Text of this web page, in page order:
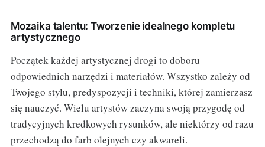
Mozaika talentu: Tworzenie idealnego kompletu
artystycznego
Początek każdej artystycznej drogi to doboru
odpowiednich narzędzi i materiałów. Wszystko zależy od
Twojego stylu, predyspozycji i techniki, której zamierzasz
się nauczyć. Wielu artystów zaczyna swoją przygodę od
tradycyjnych kredkowych rysunków, ale niektórzy od razu
przechodzą do farb olejnych czy akwareli.